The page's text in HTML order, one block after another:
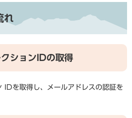
れ
ションIDの取得
IDを取得し、メールアドレスの認証を